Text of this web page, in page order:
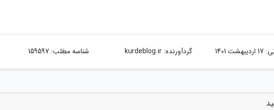
17 اردیبهشت 1401 گردآورنده:kurdeblog.ir شناسه مطلب: 159597